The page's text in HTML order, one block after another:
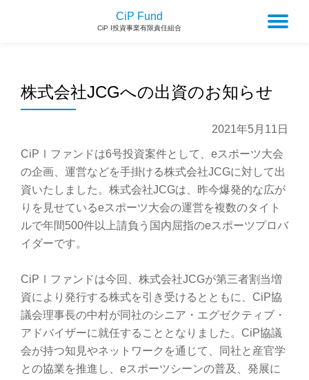
CiP Fund
CiP I投資事業有限責任組合
株式会社JCGへの出資のお知らせ
2021年5月11日
CiPⅠファンドは6号投資案件として、eスポーツ大会
の企画、運営などを手掛ける株式会社JCGに対して出
資いたしました。株式会社JCGは、昨今爆発的な広が
りを見せているeスポーツ大会の運営を複数のタイト
ルで年間500件以上請負う国内屈指のeスポーツプロバ
イダーです。
CiPⅠファンドは今回、株式会社JCGが第三者割当増
資により発行する株式を引き受けるとともに、CiP協
議会理事長の中村が同社のシニア・エグゼクティブ・
アドバイザーに就任することとなりました。CiP協議
会が持つ知見やネットワークを通じて、同社と産官学
との協業を推進し、eスポーツシーンの普及、発展に